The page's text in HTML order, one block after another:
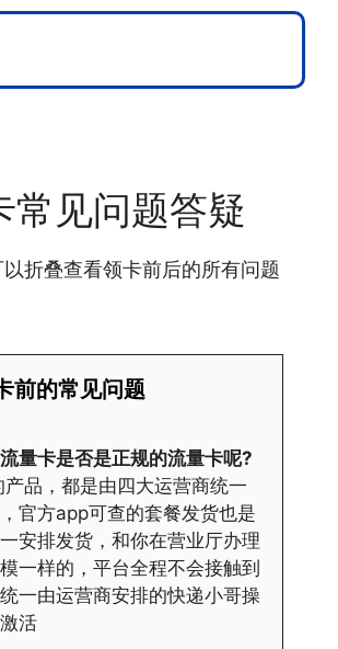
常见问题答疑
以折叠查看领卡前后的所有问题
前的常见问题
流量卡是否是正规的流量卡呢?
品，都是由四大运营商统一
官方app可查的套餐发货也是
安排发货，和你在营业厅办理
一样的，平台全程不会接触到
一由运营商安排的快递小哥操
活